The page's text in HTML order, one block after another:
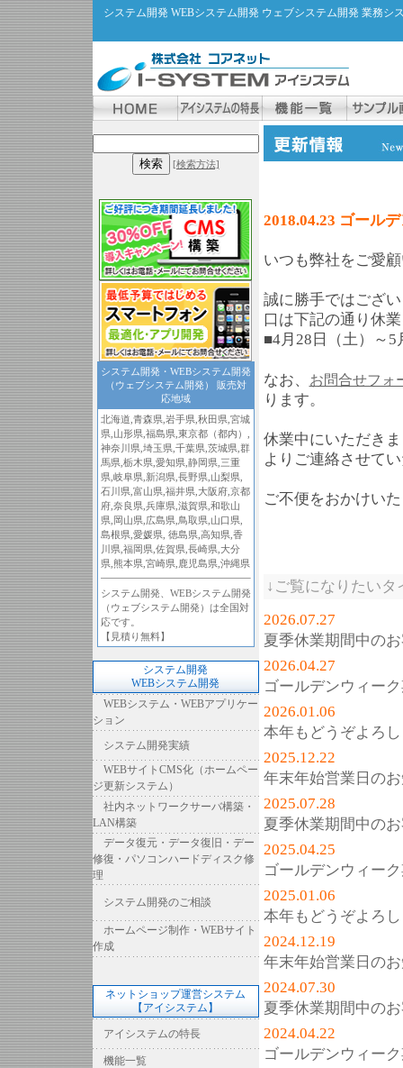
システム開発 WEBシステム開発 ウェブシステム開発 業務
[検索方法]
システム開発・WEBシステム開発
（ウェブシステム開発） 販売対
応地域
北海道 青森県, 岩手県, 秋田県, 宮城
県, 山形県, 福島県, 東京都（都内）
神奈川県, 埼玉県, 千葉県, 茨城県, 群
馬県, 栃木県, 愛知県, 静岡県, 三重
県, 岐阜県, 新潟県, 長野県, 山梨県,
石川県, 富山県, 福井県, 大阪府, 京都
府, 奈良県, 兵庫県, 滋賀県, 和歌山
県, 岡山県, 広島県, 鳥取県, 山口県,
島根県, 愛媛県, 徳島県, 高知県, 香
川県, 福岡県, 佐賀県, 長崎県, 大分
県, 熊本県, 宮崎県, 鹿児島県, 沖縄県
システム開発、WEBシステム開発
（ウェブシステム開発）は全国対
応です。
【見積り無料】
システム開発
WEBシステム開発
WEBシステム・WEBアプリケー
ション
システム開発実績
WEBサイトCMS化（ホームペー
ジ更新システム）
社内ネットワークサーバ構築・
LAN構築
データ復元・データ復旧・デー
修復・パソコンハードディスク修
理
システム開発のご相談
ホームページ制作・WEBサイト
作成
ネットショップ運営システム
【アイシステム】
アイシステムの特長
機能一覧
2018.04.23 ゴール
いつも弊社をご愛
誠に勝手ではござ
口は下記の通り休
■4月28日（土）～5
なお、 お問合せフォ
ります。
休業中にいただき
よりご連絡させて
ご不便をおかけい
↓ご覧になりたい
2026.07.27
夏季休業期間中の
2026.04.27
ゴールデンウィー
2026.01.06
本年もどうぞよろ
2025.12.22
年末年始営業日の
2025.07.28
夏季休業期間中の
2025.04.25
ゴールデンウィー
2025.01.06
本年もどうぞよろ
2024.12.19
年末年始営業日の
2024.07.30
夏季休業期間中の
2024.04.22
ゴールデンウィー